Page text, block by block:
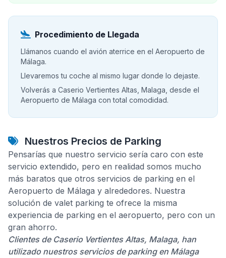
Procedimiento de Llegada
Llámanos cuando el avión aterrice en el Aeropuerto de
Málaga.
Llevaremos tu coche al mismo lugar donde lo dejaste.
Volverás a Caserio Vertientes Altas, Malaga, desde el
Aeropuerto de Málaga con total comodidad.
Nuestros Precios de Parking
Pensarías que nuestro servicio sería caro con este
servicio extendido, pero en realidad somos mucho
más baratos que otros servicios de parking en el
Aeropuerto de Málaga y alrededores. Nuestra
solución de valet parking te ofrece la misma
experiencia de parking en el aeropuerto, pero con un
gran ahorro.
Clientes de Caserio Vertientes Altas, Malaga, han
utilizado nuestros servicios de parking en Málaga